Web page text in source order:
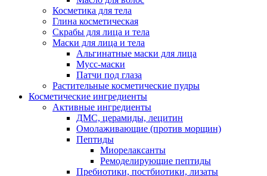
Косметика для тела
Глина косметическая
Скрабы для лица и тела
Маски для лица и тела
Альгинатные маски для лица
Мусс-маски
Патчи под глаза
Растительные косметические пудры
Косметические ингредиенты
Активные ингредиенты
ДМС, церамиды, лецитин
Омолаживающие (против морщин)
Пептиды
Миорелаксанты
Ремоделирующие пептиды
Пребиотики, постбиотики, лизаты